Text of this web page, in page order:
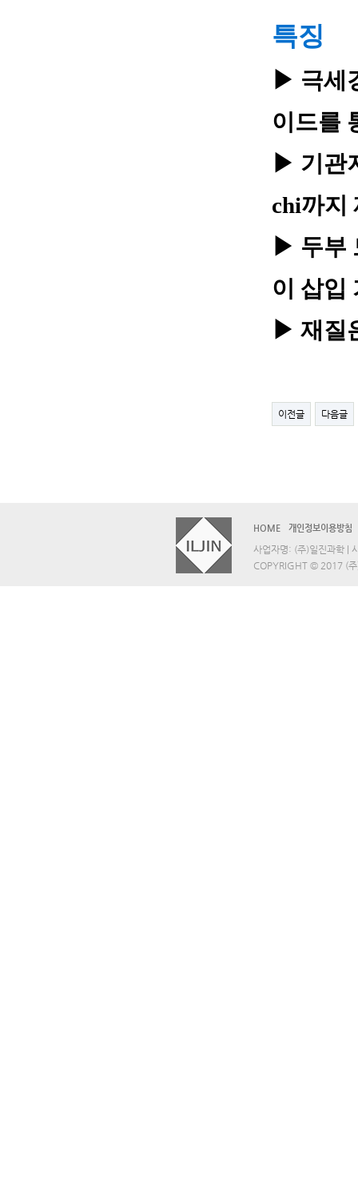
특징
▶ 극세
이드를
▶ 기관
chi까지
▶ 두부
이 삽입
▶ 재질
이전글 다음글
HOME 개인정보이용방침
사업자명: (주)일진과학 |
COPYRIGHT © 2017 (